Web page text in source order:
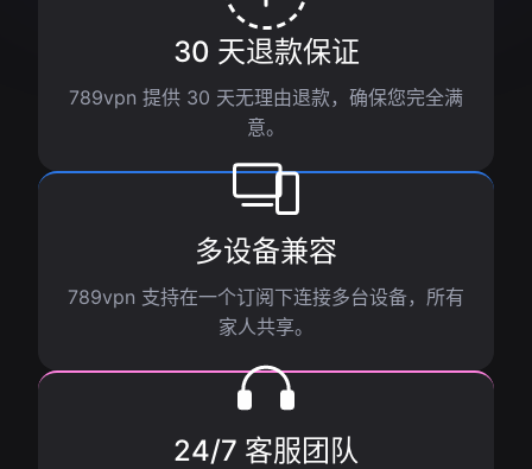
30 天退款保证
789vpn 提供 30 天无理由退款，确保您完全满
意。
多设备兼容
789vpn 支持在一个订阅下连接多台设备，所有
家人共享。
24/7 客服团队